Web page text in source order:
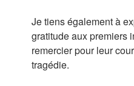
Je tiens également à
gratitude aux premiers
remercier pour leur
tragédie.